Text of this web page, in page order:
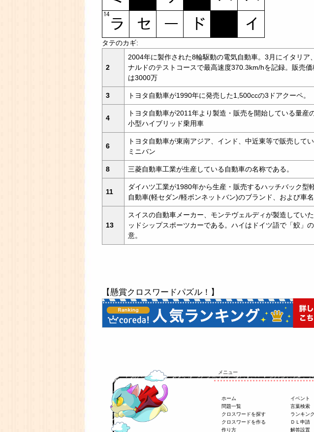
タテのカギ:
2
2004年に製作された8輪駆動の電気自動車。3月にイタリア、
ナルドのテストコースで最高速度370.3km/hを記録。販売価
は3000万
3 トヨタ自動車が1990年に発売した1,500ccの3ドアクーペ。
4
トヨタ自動車が2011年より製造・販売を開始している量産
小型ハイブリッド乗用車
6
トヨタ自動車が東南アジア、インド、中近東等で販売して
ミニバン
8 三菱自動車工業が生産している自動車の名称である。
11
ダイハツ工業が1980年から生産・販売するハッチバック型
自動車(軽セダン/軽ボンネットバン)のブランド、および車名
13
スイスの自動車メーカー、モンテヴェルディが製造していた
ッドシップスポーツカーである。ハイはドイツ語で「鮫」の
意。
【懸賞クロスワードパズル！】
メニュー
ホーム
問題一覧
クロスワードを探す
クロスワードを作る
作り方
イベント
言葉検索
ランキン
ＤＬ申請
解答設置